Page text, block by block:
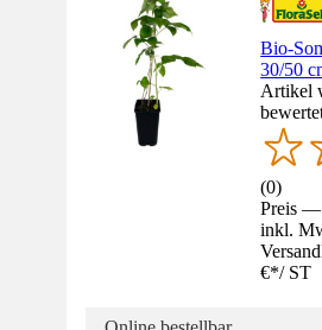
Bio-
30/50
Artikel
(0)
Preis —
inkl.
€*/ ST